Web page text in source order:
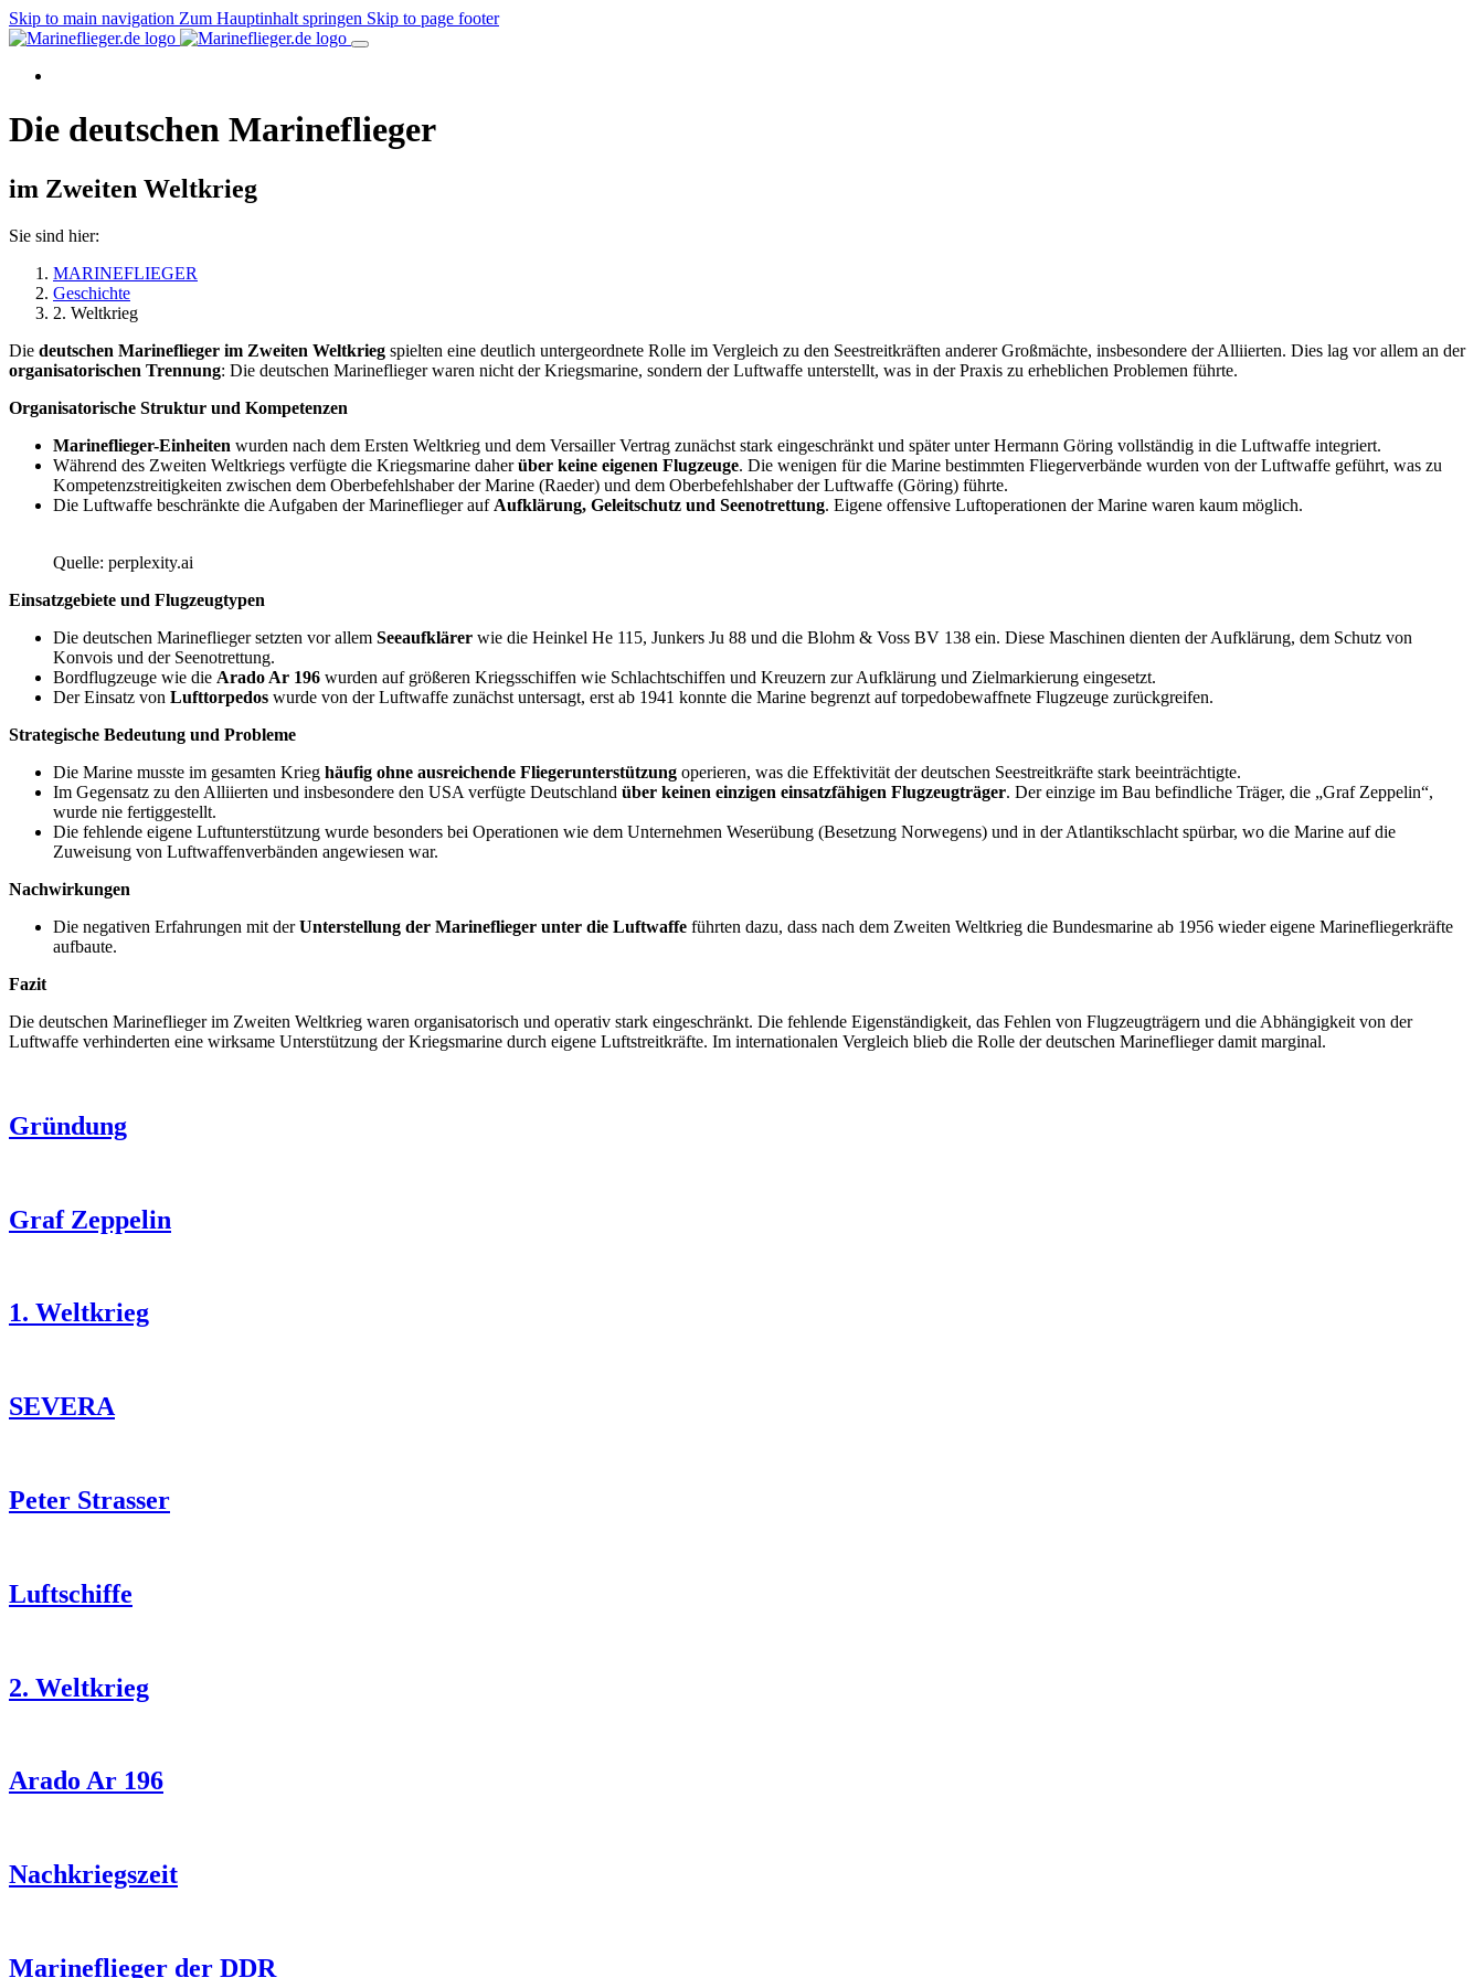
Skip to main navigation Zum Hauptinhalt springen Skip to page footer
Die deutschen Marineflieger
im Zweiten Weltkrieg
Sie sind hier:
MARINEFLIEGER
Geschichte
2. Weltkrieg
Die deutschen Marineflieger im Zweiten Weltkrieg spielten eine deutlich untergeordnete Rolle im Vergleich zu den Seestreitkräften anderer Großmächte, insbesondere der Alliierten. Dies lag vor allem an der
organisatorischen Trennung: Die deutschen Marineflieger waren nicht der Kriegsmarine, sondern der Luftwaffe unterstellt, was in der Praxis zu erheblichen Problemen führte.
Organisatorische Struktur und Kompetenzen
Marineflieger-Einheiten wurden nach dem Ersten Weltkrieg und dem Versailler Vertrag zunächst stark eingeschränkt und später unter Hermann Göring vollständig in die Luftwaffe integriert.
Während des Zweiten Weltkriegs verfügte die Kriegsmarine daherüber keine eigenen Flugzeuge. Die wenigen für die Marine bestimmten Fliegerverbände wurden von der Luftwaffe geführt, was zu
Kompetenzstreitigkeiten zwischen dem Oberbefehlshaber der Marine (Raeder) und dem Oberbefehlshaber der Luftwaffe (Göring) führte.
Die Luftwaffe beschränkte die Aufgaben der Marineflieger auf Aufklärung, Geleitschutz und Seenotrettung. Eigene offensive Luftoperationen der Marine waren kaum möglich.
Quelle: perplexity.ai
Einsatzgebiete und Flugzeugtypen
Die deutschen Marineflieger setzten vor allem Seeaufklärer wie die Heinkel He 115, Junkers Ju 88 und die Blohm & Voss BV 138 ein. Diese Maschinen dienten der Aufklärung, dem Schutz von
Konvois und der Seenotrettung.
Bordflugzeuge wie die Arado Ar 196 wurden auf größeren Kriegsschiffen wie Schlachtschiffen und Kreuzern zur Aufklärung und Zielmarkierung eingesetzt.
Der Einsatz von Lufttorpedos wurde von der Luftwaffe zunächst untersagt, erst ab 1941 konnte die Marine begrenzt auf torpedobewaffnete Flugzeuge zurückgreifen.
Strategische Bedeutung und Probleme
Die Marine musste im gesamten Krieg häufig ohne ausreichende Fliegerunterstützung operieren, was die Effektivität der deutschen Seestreitkräfte stark beeinträchtigte.
Im Gegensatz zu den Alliierten und insbesondere den USA verfügte Deutschland über keinen einzigen einsatzfähigen Flugzeugträger. Der einzige im Bau befindliche Träger, die „Graf Zeppelin“,
wurde nie fertiggestellt.
Die fehlende eigene Luftunterstützung wurde besonders bei Operationen wie dem Unternehmen Weserübung (Besetzung Norwegens) und in der Atlantikschlacht spürbar, wo die Marine auf die
Zuweisung von Luftwaffenverbänden angewiesen war.
Nachwirkungen
Die negativen Erfahrungen mit derUnterstellung der Marineflieger unter die Luftwaffe führten dazu, dass nach dem Zweiten Weltkrieg die Bundesmarine ab 1956 wieder eigene Marinefliegerkräfte
aufbaute.
Fazit
Die deutschen Marineflieger im Zweiten Weltkrieg waren organisatorisch und operativ stark eingeschränkt. Die fehlende Eigenständigkeit, das Fehlen von Flugzeugträgern und die Abhängigkeit von der
Luftwaffe verhinderten eine wirksame Unterstützung der Kriegsmarine durch eigene Luftstreitkräfte. Im internationalen Vergleich blieb die Rolle der deutschen Marineflieger damit marginal.
Gründung
Graf Zeppelin
1. Weltkrieg
SEVERA
Peter Strasser
Luftschiffe
2. Weltkrieg
Arado Ar 196
Nachkriegszeit
Marineflieger der DDR